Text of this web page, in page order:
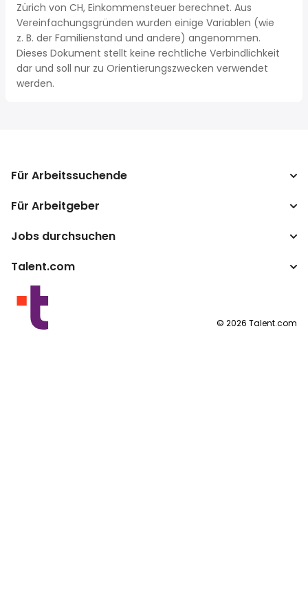
Zürich von CH, Einkommensteuer berechnet. Aus
Vereinfachungsgründen wurden einige Variablen (wie
z. B. der Familienstand und andere) angenommen.
Dieses Dokument stellt keine rechtliche Verbindlichkeit
dar und soll nur zu Orientierungszwecken verwendet
werden.
Für Arbeitssuchende
Jobs suchen
Lohnumrechner
Für Arbeitgeber
Unternehmen
Jobs durchsuchen
Top-Suchanfragen
Nach Standort
By category
Talent.com
Mehr Länder
Nutzungsbedingungen
© 2026 Talent.com